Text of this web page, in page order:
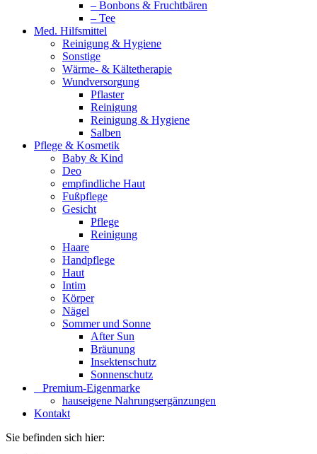
– Bonbons & Fruchtbären
– Tee
Med. Hilfsmittel
Reinigung & Hygiene
Sonstige
Wärme- & Kältetherapie
Wundversorgung
Pflaster
Reinigung
Reinigung & Hygiene
Salben
Pflege & Kosmetik
Baby & Kind
Deo
empfindliche Haut
Fußpflege
Gesicht
Pflege
Reinigung
Haare
Handpflege
Haut
Intim
Körper
Nägel
Sommer und Sonne
After Sun
Bräunung
Insektenschutz
Sonnenschutz
⠀​Premium-Eigenmarke
hauseigene Nahrungsergänzungen
Kontakt
Sie befinden sich hier: